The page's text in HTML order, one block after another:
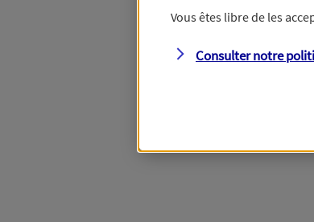
Vous êtes libre de les
Consulter notre